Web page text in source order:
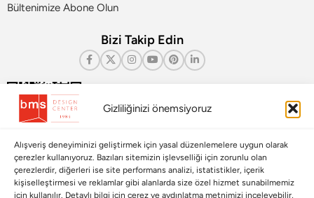
Gizliliğinizi önemsiyoruz
Alışveriş deneyiminizi geliştirmek için yasal düzenlemelere uygun olarak
çerezler kullanıyoruz. Bazıları sitemizin işlevselliği için zorunlu olan
çerezlerdir, diğerleri ise site performans analizi, istatistikler, içerik
kişiselleştirmesi ve reklamlar gibi alanlarda size özel hizmet sunabilmemiz
için kullanılır. Detaylı bilgi için çerez ve aydınlatma metnimizi inceleyebilir,
Bültenimize Abone Olun
Bizi Takip Edin